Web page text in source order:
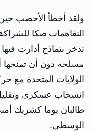
ولقد أخطأ الأحصب
التفاهمات صكا
تذخر بنماذج أدارت
مسلحة دون أن
الولايات المتحدة مع
انسحاب عسكري
طالبان يوما كشريك
الوسطى.